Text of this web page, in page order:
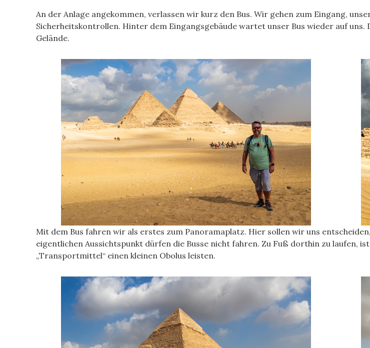
An der Anlage angekommen, verlassen wir kurz den Bus. Wir gehen zum Eingang,
Sicherheitskontrollen. Hinter dem Eingangsgebäude wartet unser Bus wieder auf
Gelände.
Mit dem Bus fahren wir als erstes zum Panoramaplatz. Hier sollen wir uns
eigentlichen Aussichtspunkt dürfen die Busse nicht fahren. Zu Fuß dorthin zu laufen,
„Transportmittel“ einen kleinen Obolus leisten.